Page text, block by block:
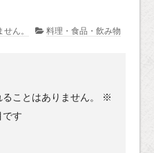
ん。 料理・食品・飲み物
ことはありません。
※
です